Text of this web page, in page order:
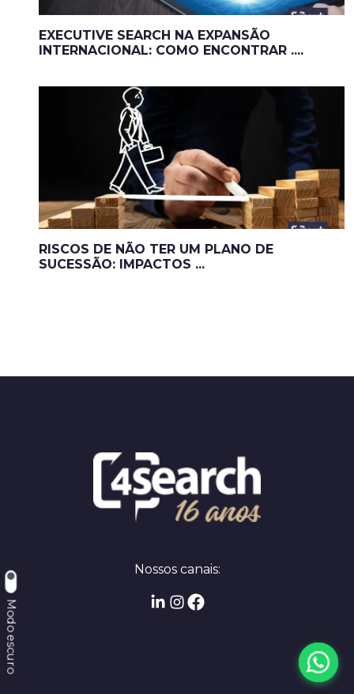
Modo escuro
EXECUTIVE SEARCH NA EXPANSÃO
INTERNACIONAL: COMO ENCONTRAR ....
RISCOS DE NÃO TER UM PLANO DE
SUCESSÃO: IMPACTOS ...
Nossos canais: